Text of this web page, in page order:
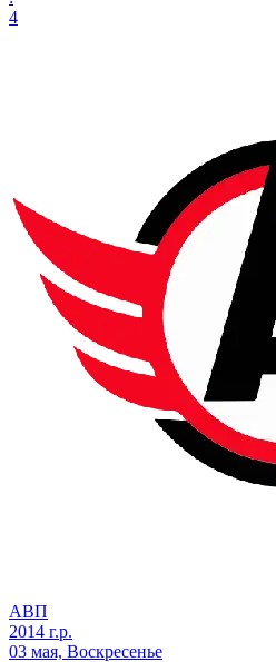
4
АВП
2014 г.р.
03 мая, Воскресенье